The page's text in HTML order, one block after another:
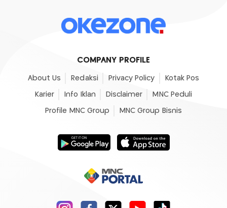
COMPANY PROFILE
About Us Redaksi Privacy Policy Kotak Pos
Karier Info Iklan Disclaimer MNC Peduli
Profile MNC Group MNC Group Bisnis